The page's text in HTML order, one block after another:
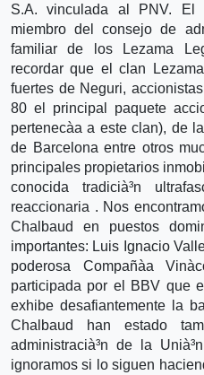
S.A. vinculada al PNV. El
miembro del consejo de
familiar de los Lezama
recordar que el clan
fuertes de Neguri,
80 el principal paquete
pertenecà­a a este clan), de
de Barcelona entre otros
principales propietarios
conocida tradicià³n
reaccionaria . Nos
Chalbaud en puestos
importantes: Luis Ignacio
poderosa Compañà­a
participada por el BBV que
exhibe desafiantemente la
Chalbaud han estado
administracià³n de la
ignoramos si lo siguen